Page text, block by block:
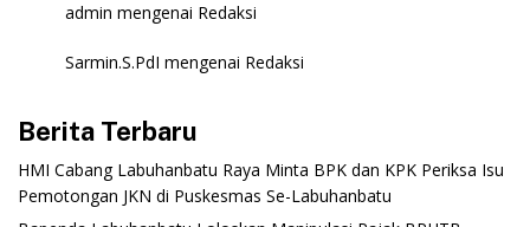
admin mengenai Redaksi
Sarmin.S.PdI mengenai Redaksi
Berita Terbaru
‎HMI Cabang Labuhanbatu Raya Minta BPK dan KPK Periksa Isu
Pemotongan JKN di Puskesmas Se-Labuhanbatu‎‎